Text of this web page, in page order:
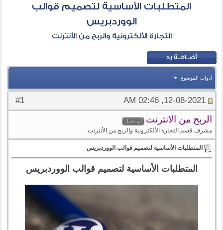
المتطلبات الأساسية لتصميم قوالب
الووردبريس
التجارة الألكترونية والربح من الأنترنت
أدوات الموضوع
#
1 12-08-2021, 02:46 AM
الربح من الانترنت
مشرف قسم التجارة الألكترونية والربح من الأنترنت
المتطلبات الأساسية لتصميم قوالب الووردبريس
المتطلبات الأساسية لتصميم قوالب الووردبريس